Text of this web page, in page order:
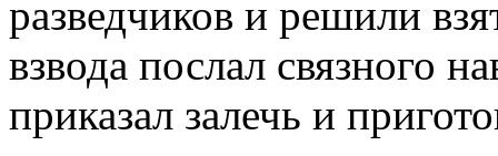
разведчиков и решили
взвода послал связного
приказал залечь и